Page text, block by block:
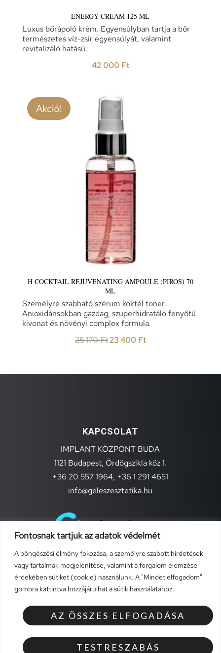
Fontosnak tartjuk az adatok védelmét
A böngészési élmény fokozása, a személyre szabott hirdetések
vagy tartalmak megjelenítése, valamint a forgalom elemzése
érdekében sütiket (cookie) használunk. A "Mindet elfogadom"
gombra kattintva hozzájárulhat a sütik használatához.
TESTRESZABÁS
AZ ÖSSZES ELFOGADÁSA
ENERGY CREAM 125 ML
Luxus bőrápoló krém. Egyensúlyban tartja a bőr
természetes víz-zsír egyensúlyát, valamint
revitalizáló hatású.
42 000 Ft
Akció!
H COCKTAIL REJUVENATING AMPOULE (PIROS) 70
ML
Személyre szabható szérum koktél toner.
Anioxidánsokban gazdag, szuperhidratáló fenyőtű
kivonat és növényi complex formula.
25 170FtOriginal
23 400 FtCurrent
KAPCSOLAT
IMPLANT KÖZPONT BUDA
1121 Budapest, Ördögszikla köz 1.
+36 20 557 1964, +36 1 291 4651
info@geleszesztetika.hu
Általános szerződési feltételek (szolgáltatások)
Általános szerződési feltételek
Adatvédelmi szabályzat